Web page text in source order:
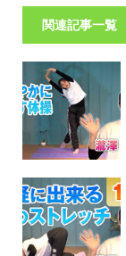
関連記事一覧